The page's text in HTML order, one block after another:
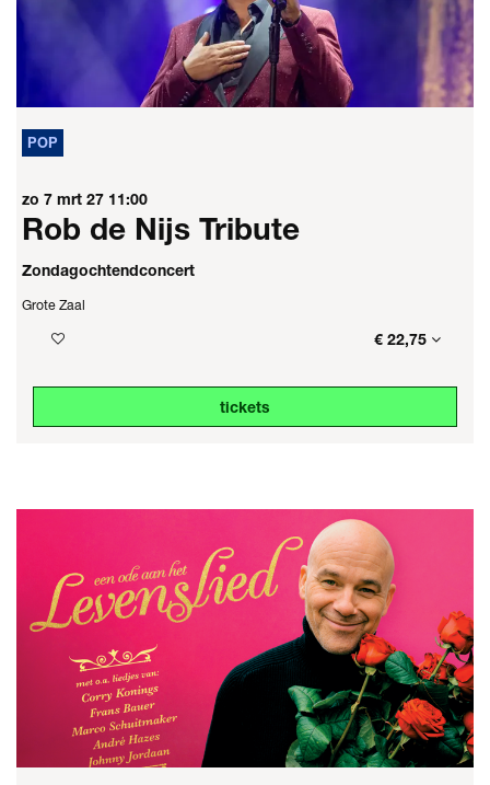
POP
Rob de Nijs Tribute
Zondagochtendconcert
zo 7 mrt 27 11:00
Grote Zaal
€ 22,75
tickets